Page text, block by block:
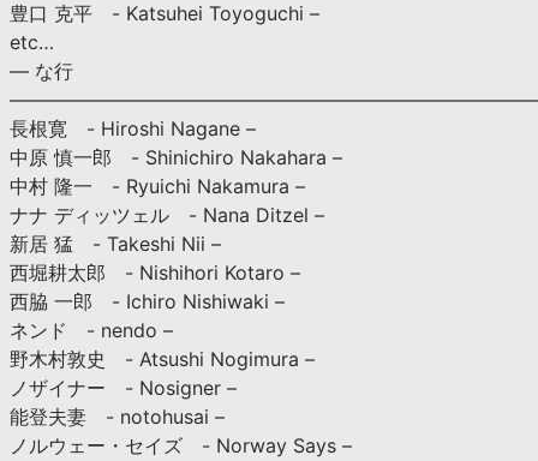
豊口 克平 - Katsuhei Toyoguchi –
etc…
— な行
長根寛 - Hiroshi Nagane –
中原 慎一郎 - Shinichiro Nakahara –
中村 隆一 - Ryuichi Nakamura –
ナナ ディッツェル - Nana Ditzel –
新居 猛 - Takeshi Nii –
西堀耕太郎 - Nishihori Kotaro –
西脇 一郎 - Ichiro Nishiwaki –
ネンド - nendo –
野木村敦史 - Atsushi Nogimura –
ノザイナー - Nosigner –
能登夫妻 - notohusai –
ノルウェー・セイズ - Norway Says –